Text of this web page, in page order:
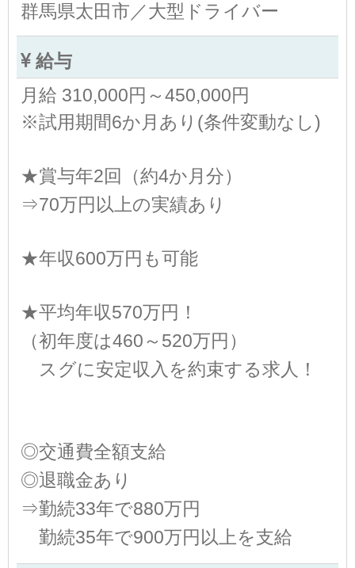
群馬県太田市／大型ドライバー
給与
月給 310,000円～450,000円
※試用期間6か月あり(条件変動なし)
★賞与年2回（約4か月分）
⇒70万円以上の実績あり
★年収600万円も可能
★平均年収570万円！
（初年度は460～520万円）
スグに安定収入を約束する求人！
◎交通費全額支給
◎退職金あり
⇒勤続33年で880万円
勤続35年で900万円以上を支給